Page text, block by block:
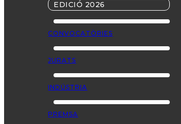
EDICIÓ 2026
CONVOCATÒRIES
JURATS
INDÚSTRIA
PREMSA